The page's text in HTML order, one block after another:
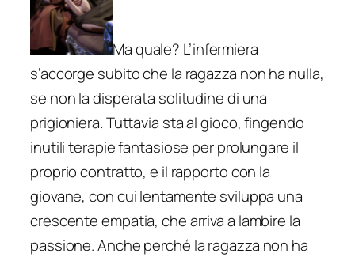
Ma quale? L’infermiera
s’accorge subito che la ragazza non ha nulla,
se non la disperata solitudine di una
prigioniera. Tuttavia sta al gioco, fingendo
inutili terapie fantasiose per prolungare il
proprio contratto, e il rapporto con la
giovane, con cui lentamente sviluppa una
crescente empatia, che arriva a lambire la
passione. Anche perché la ragazza non ha